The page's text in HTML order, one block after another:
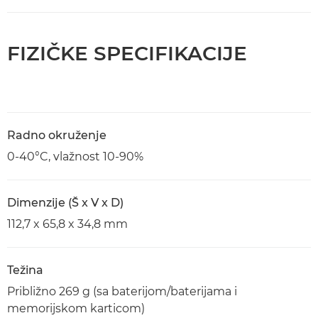
FIZIČKE SPECIFIKACIJE
Radno okruženje
0-40°C, vlažnost 10-90%
Dimenzije (Š x V x D)
112,7 x 65,8 x 34,8 mm
Težina
Približno 269 g (sa baterijom/baterijama i
memorijskom karticom)